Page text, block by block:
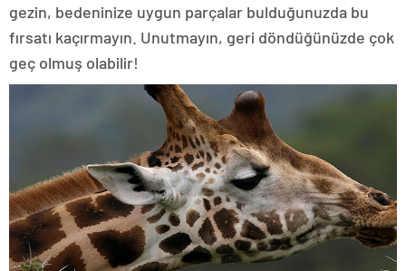
gezin, bedeninize uygun parçalar bulduğunuzda bu
fırsatı kaçırmayın. Unutmayın, geri döndüğünüzde çok
geç olmuş olabilir!